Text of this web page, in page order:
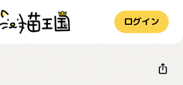
ログイン